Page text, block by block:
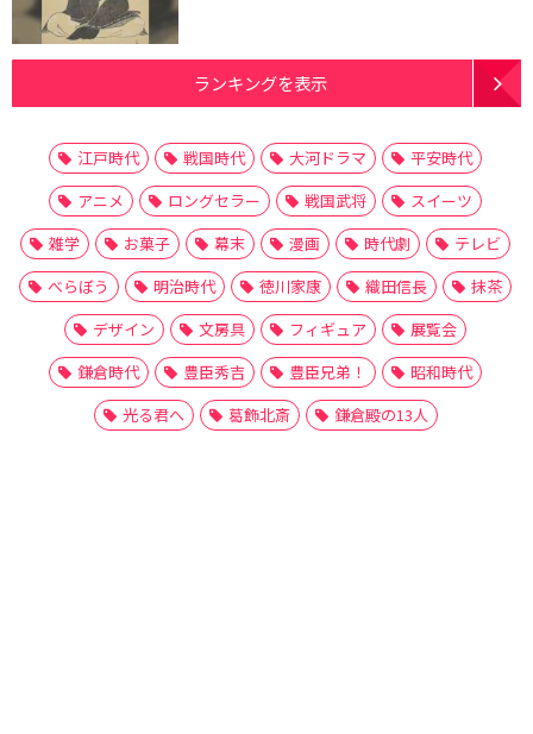
ランキングを表示
江戸時代 戦国時代 大河ドラマ
平安時代
アニメ
ロングセラー 戦国武将
スイーツ
雑学
お菓子 幕末 漫画 時代劇
テレビ
べらぼう
明治時代 徳川家康 織田信長
抹茶
デザイン
文房具 フィギュア
展覧会
鎌倉時代
豊臣秀吉 豊臣兄弟！
昭和時代
光る君へ
葛飾北斎 鎌倉殿の13人